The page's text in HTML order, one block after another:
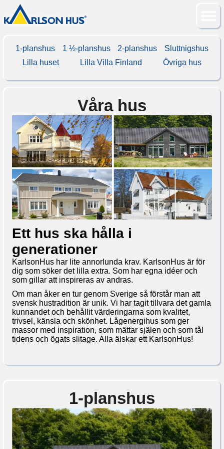
1-planshus 1 ½-planshus 2-planshus
Sluttnigshus
Lilla huset
Lilla Villa Finland Övriga hus
Våra hus
Ett hus ska hålla i
generationer
KarlsonHus har lite annorlunda krav. KarlsonHus är för
dig som söker det lilla extra. Som har egna idéer och
som gillar att inspireras av andras.
Om man åker en tur genom Sverige så förstår man att
svensk hustradition är unik. Vi har tagit tillvara det gamla
kunnandet och behållit värderingarna som kvalitet,
trivsel, känsla och skönhet. Lågenergihus som ger
massor med inspiration, som mättar själen och som tål
tidens och ögats slitage. Alla älskar ett KarlsonHus!
1-planshus